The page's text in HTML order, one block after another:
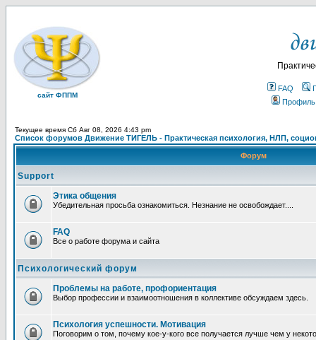
сайт ФППМ
FAQ
Профиль
Текущее время Сб Авг 08, 2026 4:43 pm
Список форумов Движение ТИГЕЛЬ - Практическая психология, НЛП,
Форум
Support
Этика общения
Убедительная просьба ознакомиться. Незнание не освобождает....
FAQ
Все о работе форума и сайта
Психологический форум
Проблемы на работе, профориентация
Выбор профессии и взаимоотношения в коллективе обсуждаем здесь.
Психология успешности. Мотивация
Поговорим о том, почему кое-у-кого все получается лучше чем у